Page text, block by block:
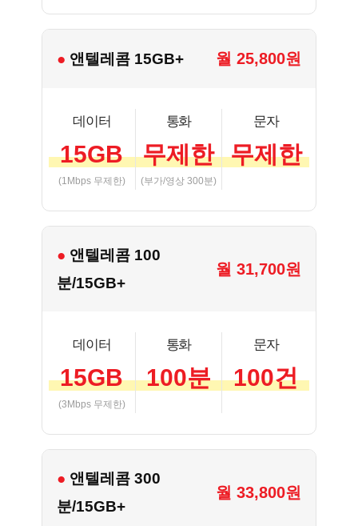
● 앤텔레콤 15GB+ 월 25,800원
데이터
15GB
(1Mbps 무제한)
통화
무제한
(부가/영상 300분)
문자
무제한
● 앤텔레콤 100
분/15GB+
월 31,700원
데이터
15GB
(3Mbps 무제한)
통화
100분
문자
100건
● 앤텔레콤 300
분/15GB+
월 33,800원